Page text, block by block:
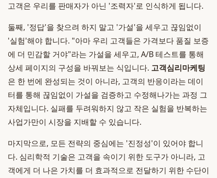
고객은 우리를 판매자가 아닌 '조력자'로 인식하게 됩니다.
둘째, '정답'을 찾으려 하지 말고 '가설'을 세우고 끊임없이
'실험'해야 합니다. "아마 우리 고객들은 가격보다 품질 보증
에 더 민감할 거야"라는 가설을 세우고, A/B 테스트를 통해
상세 페이지의 구성을 바꿔보는 식입니다. 고객심리마케팅
은 한 번에 완성되는 것이 아니라, 고객의 반응이라는 데이
터를 통해 끊임없이 가설을 검증하고 수정해나가는 과정 그
자체입니다. 실패를 두려워하지 않고 작은 실험을 반복하는
사업가만이 시장을 지배할 수 있습니다.
마지막으로, 모든 전략의 중심에는 '진정성'이 있어야 합니
다. 심리학적 기술은 고객을 속이기 위한 도구가 아니라, 고
객에게 더 나은 가치를 더 효과적으로 전달하기 위한 수단이